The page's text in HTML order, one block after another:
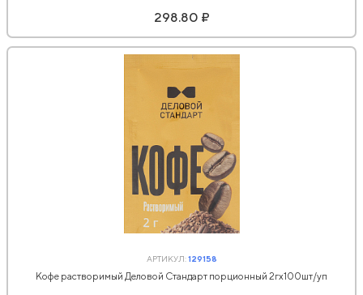
298.80 ₽
АРТИКУЛ:129158
Кофе растворимый Деловой Стандарт порционный 2гх100шт/уп